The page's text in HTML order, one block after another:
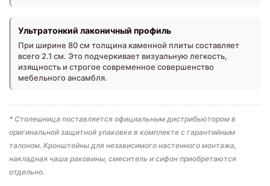
Ультратонкий лаконичный профиль
При ширине 80 см толщина каменной плиты составляет
всего 2.1 см. Это подчеркивает визуальную легкость,
изящность и строгое современное совершенство
мебельного ансамбля.
* Столешница поставляется официальным дистрибьютором в
оригинальной защитной упаковке в комплекте с гарантийным
талоном. Кронштейны для независимого настенного монтажа,
накладная чаша раковины, смеситель и сифон приобретаются
отдельно.